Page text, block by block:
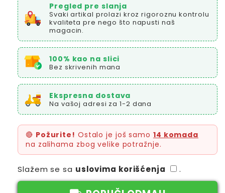
Pregled pre slanja
Svaki artikal prolazi kroz rigoroznu kontrolu
kvaliteta pre nego što napusti naš
magacin.
100% kao na slici
Bez skrivenih mana
Ekspresna dostava
Na vašoj adresi za 1-2 dana
🔴 Požurite! Ostalo je još samo 14 komada
na zalihama zbog velike potražnje.
Slažem se sa uslovima korišćenja .